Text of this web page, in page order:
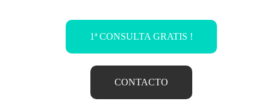
1ª CONSULTA GRATIS !
CONTACTO